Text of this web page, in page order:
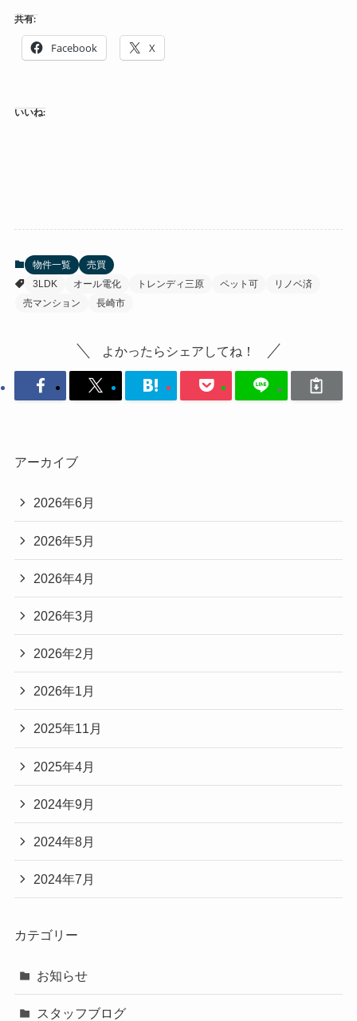
共有:
Facebook X
いいね:
物件一覧
売買
3LDK
オール電化 トレンディ三原 ペット可
リノベ済
売マンション
長崎市
よかったらシェアしてね！
アーカイブ
2026年6月
2026年5月
2026年4月
2026年3月
2026年2月
2026年1月
2025年11月
2025年4月
2024年9月
2024年8月
2024年7月
カテゴリー
お知らせ
スタッフブログ